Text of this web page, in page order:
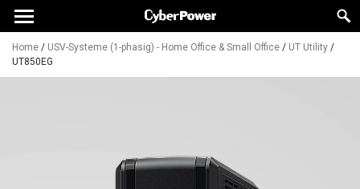
Home / USV-Systeme (1-phasig) - Home Office & Small Office / UT Utility /
UT850EG